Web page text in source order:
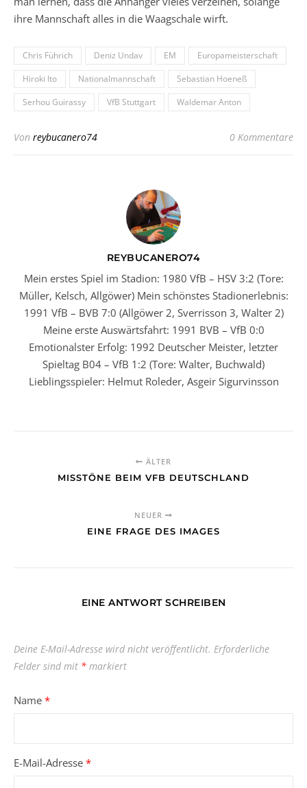
ihre Mannschaft alles in die Waagschale wirft.
Chris Führich Deniz Undav EM
Europameisterschaft
Hiroki Ito
Nationalmannschaft
Sebastian Hoeneß
Serhou Guirassy
VfB Stuttgart Waldemar Anton
Von reybucanero74 0 Kommentare
REYBUCANERO74
Mein erstes Spiel im Stadion: 1980 VfB – HSV 3:2 (Tore:
Müller, Kelsch, Allgöwer) Mein schönstes Stadionerlebnis:
1991 VfB – BVB 7:0 (Allgöwer 2, Sverrisson 3, Walter 2)
Meine erste Auswärtsfahrt: 1991 BVB – VfB 0:0
Emotionalster Erfolg: 1992 Deutscher Meister, letzter
Spieltag B04 – VfB 1:2 (Tore: Walter, Buchwald)
Lieblingsspieler: Helmut Roleder, Asgeir Sigurvinsson
ÄLTER
MISSTÖNE BEIM VFB DEUTSCHLAND
NEUER
EINE FRAGE DES IMAGES
EINE ANTWORT SCHREIBEN
Deine E-Mail-Adresse wird nicht veröffentlicht. Erforderliche
Felder sind mit * markiert
Name *
E-Mail-Adresse *